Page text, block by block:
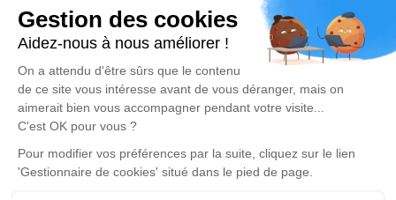
anecdote ou exprimer vos pensées à travers des
poèmes ou des textes. Cet endroit est un lieu
d'expression dédié à honorer la mémoire d’Antoine DE
LA ASUNCION.
Un service de plantation d’arbre hommage est
disponible ici.
Je rends hommage